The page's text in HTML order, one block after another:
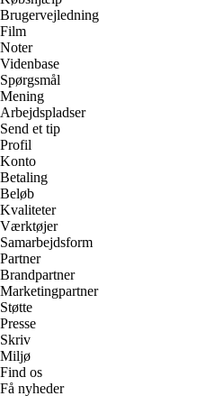
Brugervejledning
Film
Noter
Videnbase
Spørgsmål
Mening
Arbejdspladser
Send et tip
Profil
Konto
Betaling
Beløb
Kvaliteter
Værktøjer
Samarbejdsform
Partner
Brandpartner
Marketingpartner
Støtte
Presse
Skriv
Miljø
Find os
Få nyheder